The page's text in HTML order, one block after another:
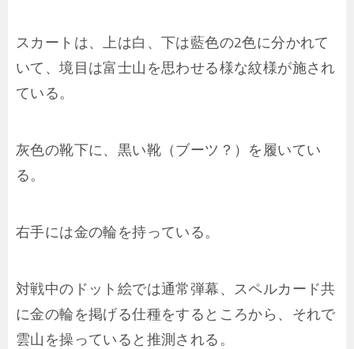
スカートは、上は白、下は藍色の2色に分かれて
いて、境目は富士山を思わせる様な紋様が施され
ている。
灰色の靴下に、黒い靴（ブーツ？）を履いてい
る。
右手には金の輪を持っている。
対戦中のドット絵では通常弾幕、スペルカード共
に金の輪を掲げる仕種をするところから、それで
雲山を操っていると推測される。